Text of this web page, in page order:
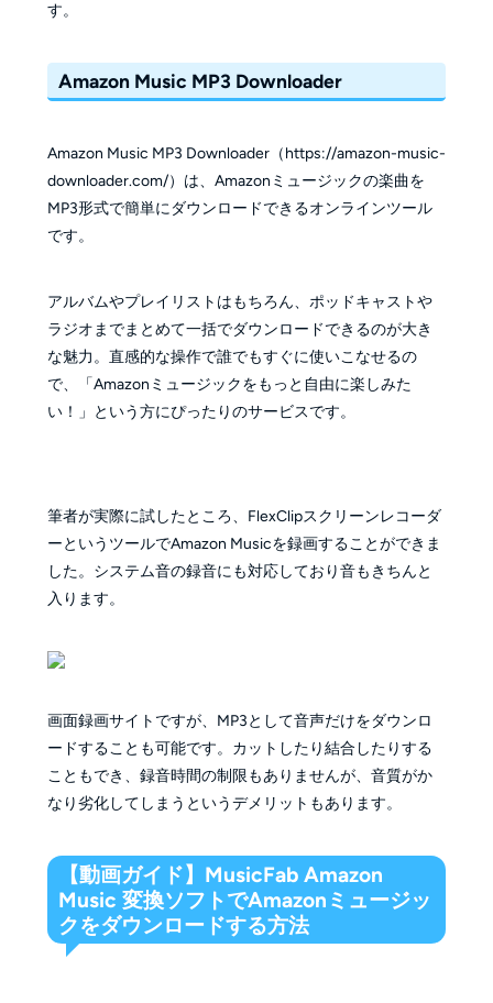
す。
Amazon Music MP3 Downloader
Amazon Music MP3 Downloader（https://amazon-music-
downloader.com/）は、Amazonミュージックの楽曲を
MP3形式で簡単にダウンロードできるオンラインツール
です。
アルバムやプレイリストはもちろん、ポッドキャストや
ラジオまでまとめて一括でダウンロードできるのが大き
な魅力。直感的な操作で誰でもすぐに使いこなせるの
で、「Amazonミュージックをもっと自由に楽しみた
い！」という方にぴったりのサービスです。
筆者が実際に試したところ、FlexClipスクリーンレコーダ
ーというツールでAmazon Musicを録画することができま
した。システム音の録音にも対応しており音もきちんと
入ります。
画面録画サイトですが、MP3として音声だけをダウンロ
ードすることも可能です。カットしたり結合したりする
こともでき、録音時間の制限もありませんが、音質がか
なり劣化してしまうというデメリットもあります。
【動画ガイド】MusicFab Amazon
Music 変換ソフトでAmazonミュージッ
クをダウンロードする方法